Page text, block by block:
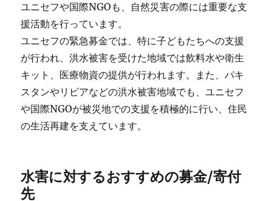
ユニセフや国際NGOも、自然災害の際には重要な支
援活動を行っています。
ユニセフの緊急募金では、特に子どもたちへの支援
が行われ、洪水被害を受けた地域では飲料水や衛生
キット、医療物資の提供が行われます。また、パキ
スタンやリビアなどの洪水被害地域でも、ユニセフ
や国際NGOが被災地での支援を積極的に行い、住民
の生活再建を支えています。
水害に対するおすすめの募金/寄付
先